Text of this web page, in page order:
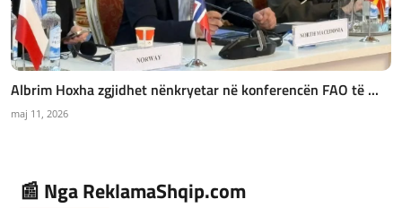
Albrim Hoxha zgjidhet nënkryetar në konferencën FAO të ...
maj 11, 2026
📰 Nga ReklamaShqip.com